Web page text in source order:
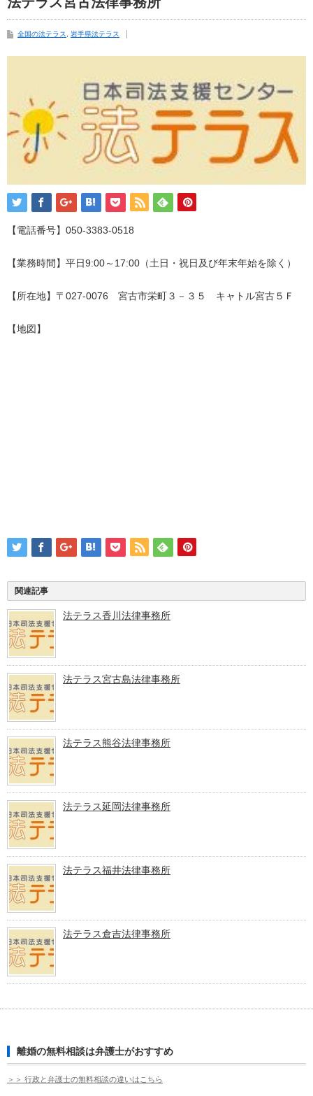
全国の法テラス 岩手県法テラス
【電話番号】050-3383-0518
【業務時間】平日9:00～17:00（土日・祝日及び年末年始を除く）
【所在地】〒027-0076 宮古市栄町３－３５ キャトル宮古５Ｆ
【地図】
関連記事
法テラス香川法律事務所
法テラス宮古島法律事務所
法テラス熊谷法律事務所
法テラス延岡法律事務所
法テラス福井法律事務所
法テラス倉吉法律事務所
離婚の無料相談は弁護士がおすすめ
＞＞ 行政と弁護士の無料相談の違いはこちら